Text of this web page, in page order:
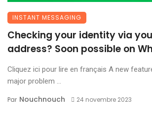
INSTANT MESSAGING
Checking your identity via
address? Soon possible on
Cliquez ici pour lire en français A new
major problem ...
Par Nouchnouch 24 novembre 2023